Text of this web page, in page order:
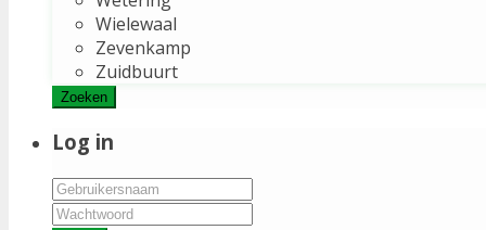
Wielewaal
Zevenkamp
Zuidbuurt
Zoeken
Log in